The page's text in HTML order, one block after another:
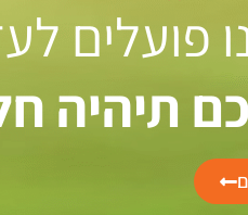
פועלים
תיהיה